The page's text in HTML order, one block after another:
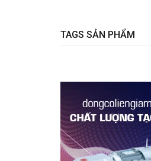
TAGS SẢN PHẨM